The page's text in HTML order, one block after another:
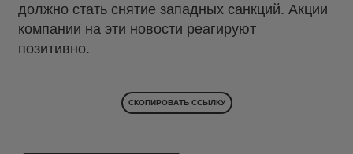
должно стать снятие западных санкций. Акции
компании на эти новости реагируют
позитивно.
СКОПИРОВАТЬ ССЫЛКУ